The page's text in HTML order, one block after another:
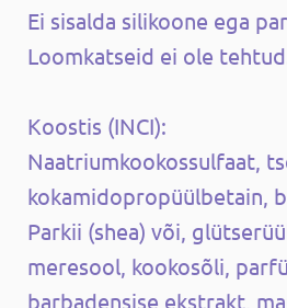
Ei sisalda silikoone ega
Loomkatseid ei ole
Koostis (INCI):
Naatriumkookossulfaat,
kokamidopropüülbetain,
Parkii (shea) või,
meresool, kookosõli,
barbadensise ekstrakt,